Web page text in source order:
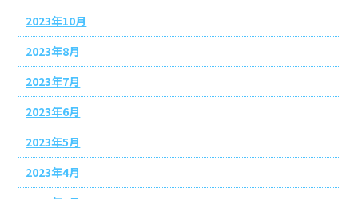
2023年10月
2023年8月
2023年7月
2023年6月
2023年5月
2023年4月